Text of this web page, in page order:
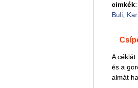
cimkék:
Buli,
A
és a
almát